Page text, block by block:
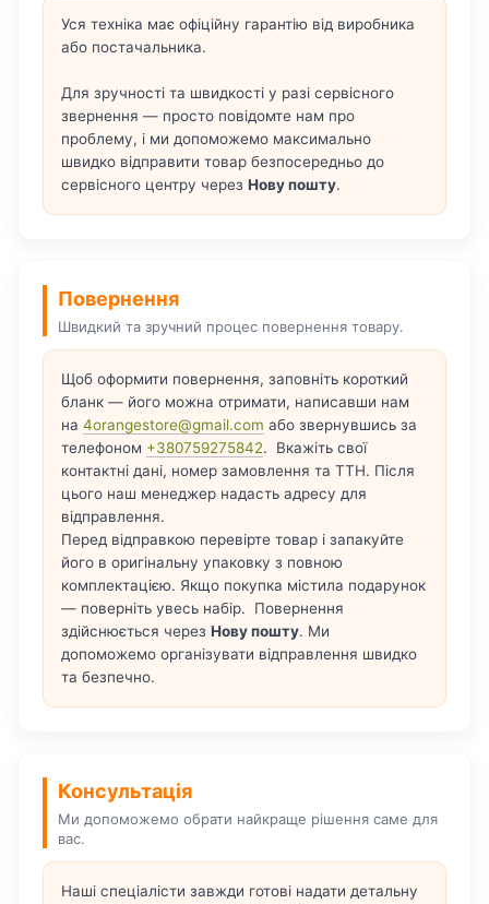
Уся техніка має офіційну гарантію від виробника
або постачальника.
Для зручності та швидкості у разі сервісного
звернення — просто повідомте нам про
проблему, і ми допоможемо максимально
швидко відправити товар безпосередньо до
сервісного центру через Нову пошту.
Повернення
Швидкий та зручний процес повернення товару.
Щоб оформити повернення, заповніть короткий
бланк — його можна отримати, написавши нам
на 4orangestore@gmail.com або звернувшись за
телефоном +380759275842. Вкажіть свої
контактні дані, номер замовлення та ТТН. Після
цього наш менеджер надасть адресу для
відправлення.
Перед відправкою перевірте товар і запакуйте
його в оригінальну упаковку з повною
комплектацією. Якщо покупка містила подарунок
— поверніть увесь набір. Повернення
здійснюється через Нову пошту. Ми
допоможемо організувати відправлення швидко
та безпечно.
Консультація
Ми допоможемо обрати найкраще рішення саме для
вас.
Наші спеціалісти завжди готові надати детальну